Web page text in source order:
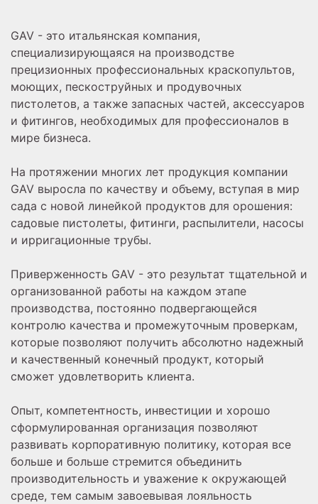
GAV - это итальянская компания,
специализирующаяся на производстве
прецизионных профессиональных краскопультов,
моющих, пескоструйных и продувочных
пистолетов, а также запасных частей, аксессуаров
и фитингов, необходимых для профессионалов в
мире бизнеса.
На протяжении многих лет продукция компании
GAV выросла по качеству и объему, вступая в мир
сада с новой линейкой продуктов для орошения:
садовые пистолеты, фитинги, распылители, насосы
и ирригационные трубы.
Приверженность GAV - это результат тщательной и
организованной работы на каждом этапе
производства, постоянно подвергающейся
контролю качества и промежуточным проверкам,
которые позволяют получить абсолютно надежный
и качественный конечный продукт, который
сможет удовлетворить клиента.
Опыт, компетентность, инвестиции и хорошо
сформулированная организация позволяют
развивать корпоративную политику, которая все
больше и больше стремится объединить
производительность и уважение к окружающей
среде, тем самым завоевывая лояльность